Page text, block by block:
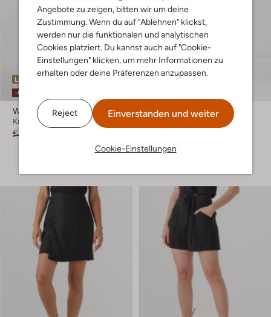
Angebote zu zeigen, bitten wir um deine
Zustimmung. Wenn du auf "Ablehnen" klickst,
werden nur die funktionalen und analytischen
Cookies platziert. Du kannst auch auf "Cookie-
Einstellungen" klicken, um mehr Informationen zu
erhalten oder deine Präferenzen anzupassen.
Reject Einverstanden und weiter
Cookie-Einstellungen
Letzter Artikel
-60%
Wild
Kurze Hose
€ 88,99
Letzter Artikel
Notre-V
+ mehr farben